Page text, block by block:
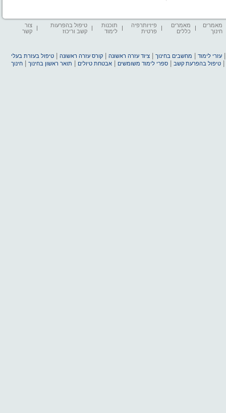
מאמרים
חינוך
מאמרים
כללים
פיזיותרפיה
פרטית
תוכנות
לימוד
טיפול בהפרעות
קשב וריכוז
צור
קשר
עזרי לימוד מחשבים בחינוך |ציוד עזרה ראשונה |קורס עזרה ראשונה |טיפול בעזרת בעלי
|טיפול בהפרעת קשב |ספרי לימוד משומשים |אבטחת טיולים תואר ראשון בחינוך |חינוך